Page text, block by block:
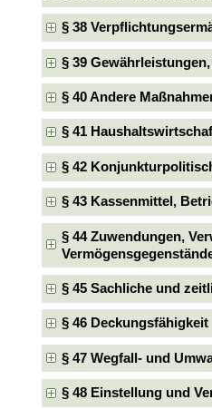
§ 38
§ 39
§ 40 Andere
§ 41
§ 42
§ 43 Kassenmittel,
§ 44 Zuwendungen,
§ 45 Sachliche und
§ 46 Deckungsfähigkeit
§ 47 Wegfall- und
§ 48 Einstellung und